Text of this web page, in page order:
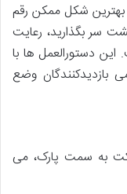
بهترین شکل ممکن رقم
سر بگذارید، رعایت
دستورالعمل ها با
بازدیدکنندگان وضع
به سمت پارک، می